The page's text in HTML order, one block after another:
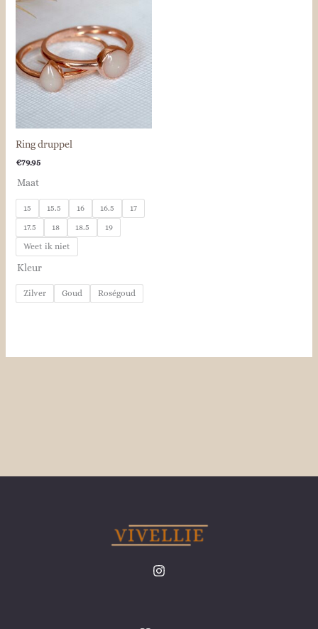
Ring druppel
€79.95
Maat
15 15.5 16 16.5
17
17.5
18 18.5
19
Weet ik niet
Kleur
Zilver Goud Roségoud